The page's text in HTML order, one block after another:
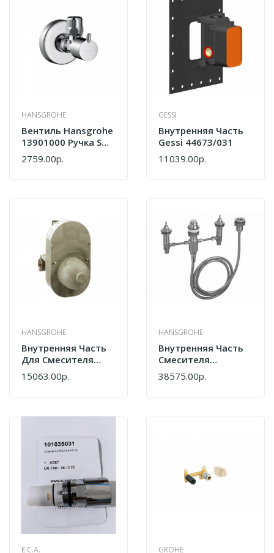
HANSGROHE
Вентиль Hansgrohe
13901000 Ручка S
Хром
2759.00р.
GESSI
Внутренняя Часть
Gessi 44673/031
11039.00р.
HANSGROHE
Внутренняя Часть
Для Смесителя
Hansgrohe
31741180
15063.00р.
HANSGROHE
Внутренняя Часть
Смесителя
Hansgrohe
13244180 Хром
38575.00р.
E.C.A. GROHE